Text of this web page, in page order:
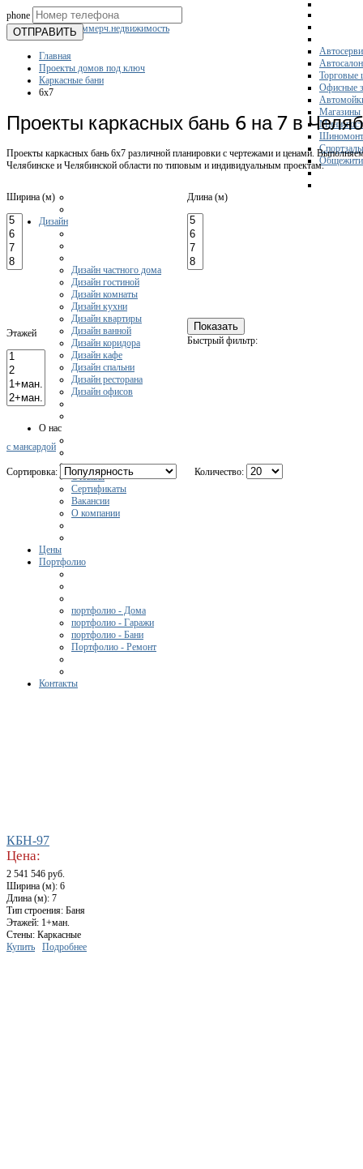
Склады
Коммерч.недвижимость
Торговые
Офисные
Магазины
Мини-
Спортзалы
Дизайн
Дизайн частного дома
Дизайн гостиной
Дизайн комнаты
Дизайн кухни
Дизайн квартиры
Дизайн ванной
Дизайн коридора
Дизайн кафе
Дизайн спальни
Дизайн ресторана
Дизайн офисов
О нас
Отзывы
Сертификаты
Вакансии
О компании
Цены
Портфолио
портфолио - Дома
портфолио - Гаражи
портфолио - Бани
Портфолио - Ремонт
Контакты
phone
ОТПРАВИТЬ
Главная
Проекты домов под ключ
Каркасные бани
6x7
Проекты каркасных бань 6 на 7 в
Проекты каркасных бань 6х7 различной планировки с чертежами и ценами.
Челябинске и Челябинской области по типовым и индивидуальным проектам.
Ширина (м) Длина (м)
Этажей
Быстрый фильтр:
с мансардой
Сортировка: Количество:
КБН-97
Цена:
2 541 546 руб.
Ширина (м): 6
Длина (м): 7
Тип строения: Баня
Этажей: 1+ман.
Стены: Каркасные
Купить
Подробнее